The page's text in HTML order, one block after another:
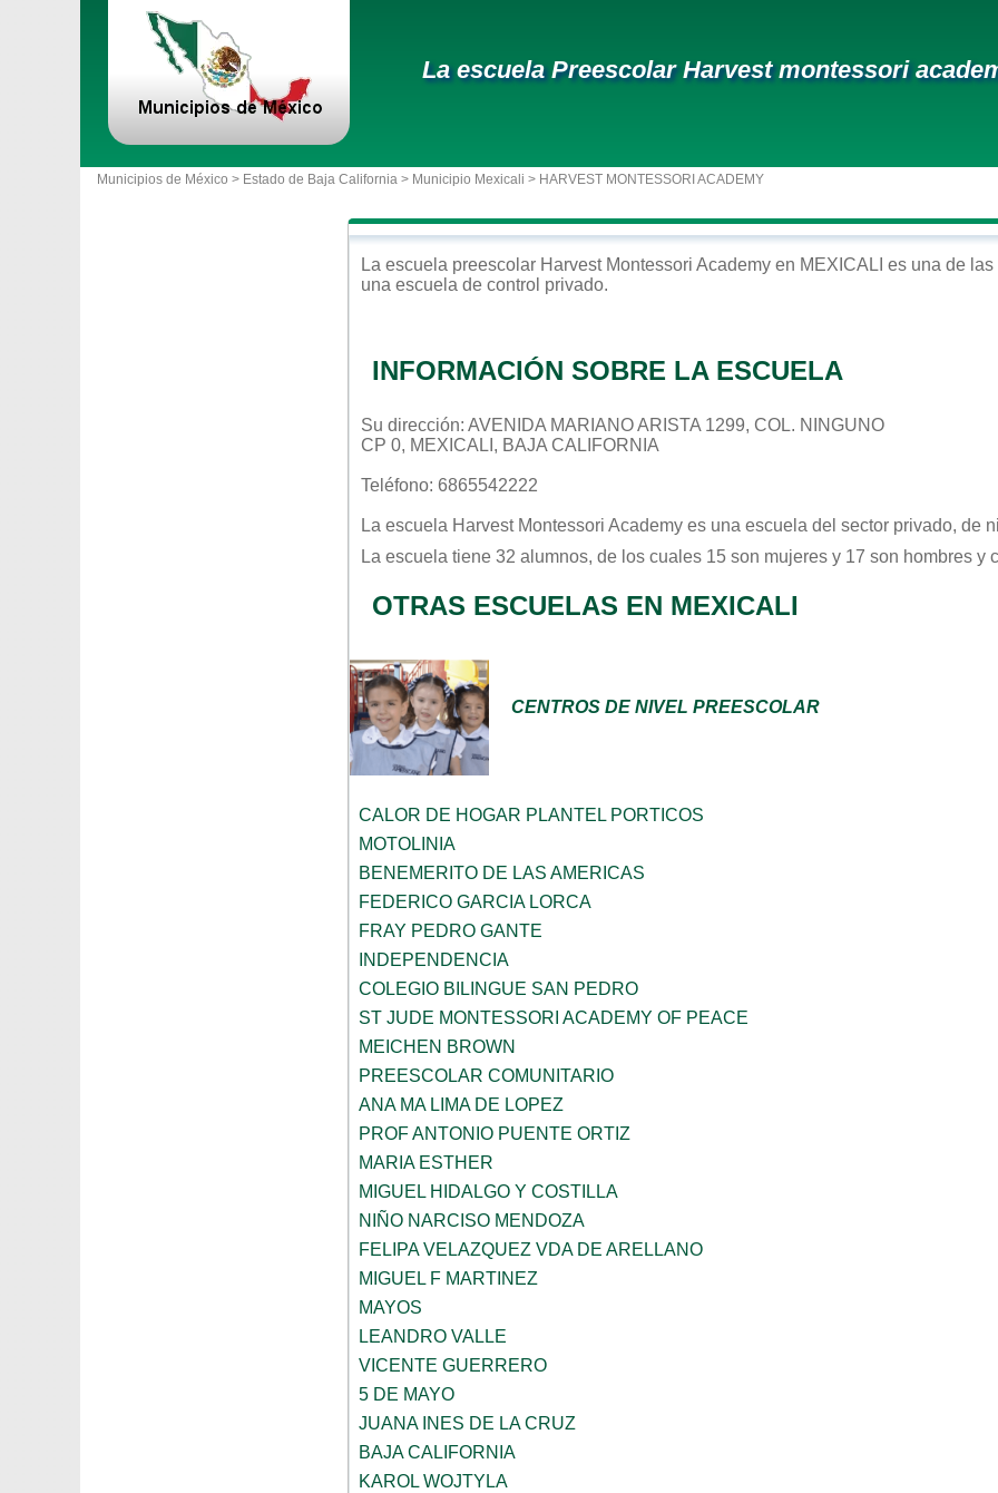
La escuela Preescolar Harvest montessori
Municipios de México > Estado de Baja California > Municipio Mexicali > HARVEST MONTESSORI ACADEMY
La escuela preescolar Harvest Montessori Academy en MEXICALI es una de
una escuela de control privado.
INFORMACIÓN SOBRE LA ESCUELA
Su dirección: AVENIDA MARIANO ARISTA 1299, COL. NINGUNO
CP 0, MEXICALI, BAJA CALIFORNIA
Teléfono: 6865542222
La escuela Harvest Montessori Academy es una escuela del sector privado, de
La escuela tiene 32 alumnos, de los cuales 15 son mujeres y 17 son hombres y
OTRAS ESCUELAS EN MEXICALI
CENTROS DE NIVEL PREESCOLAR
CALOR DE HOGAR PLANTEL PORTICOS
MOTOLINIA
BENEMERITO DE LAS AMERICAS
FEDERICO GARCIA LORCA
FRAY PEDRO GANTE
INDEPENDENCIA
COLEGIO BILINGUE SAN PEDRO
ST JUDE MONTESSORI ACADEMY OF PEACE
MEICHEN BROWN
PREESCOLAR COMUNITARIO
ANA MA LIMA DE LOPEZ
PROF ANTONIO PUENTE ORTIZ
MARIA ESTHER
MIGUEL HIDALGO Y COSTILLA
NIÑO NARCISO MENDOZA
FELIPA VELAZQUEZ VDA DE ARELLANO
MIGUEL F MARTINEZ
MAYOS
LEANDRO VALLE
VICENTE GUERRERO
5 DE MAYO
JUANA INES DE LA CRUZ
BAJA CALIFORNIA
KAROL WOJTYLA